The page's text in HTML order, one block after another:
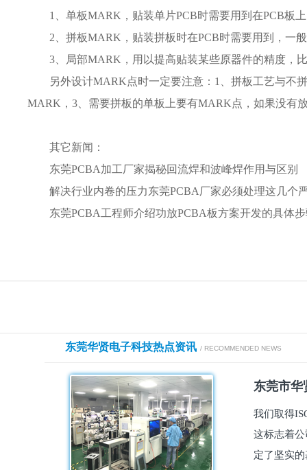
1、单板MARK， 贴装单片PCB时需要用到在PCB板
2、拼板MARK，贴装拼板时在PCB时需要用到，一
3、局部MARK ，用以提高贴装某些原器件的精度，
另外设计MARK点时一定要注意：1、拼板工艺与不
MARK，3、需要拼板的单板上要有MARK点，如果没有
其它新闻：
东莞PCBA加工厂家揭秘回流焊和波峰焊作用与区别
解决行业内卷的压力东莞PCBA厂家必须处理这几个
东莞PCBA工程师介绍功放PCBA板方案开发的具体
东莞华贤电子科技热点资讯 / RECOMMENDED NEWS
东莞市华
我们取得
这标志着
定了坚实